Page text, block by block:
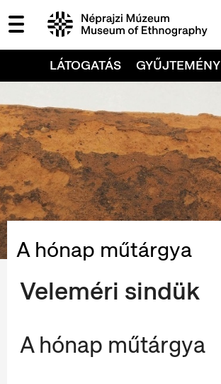
LÁTOGATÁS GYŰJTEMÉNY
A hónap műtárgya
Veleméri sindük
A hónap műtárgya